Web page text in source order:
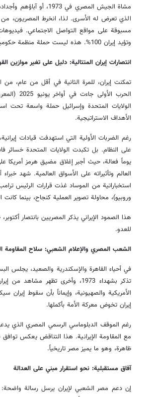
مشاة الجيش المصري في
الذي تعرض له الأسرى. لذا، انخرط المصريون،
مسبوقة على مواقع التواصل الاجتماعي.
وتؤيد إيران 100%. هذه ليست حملة منظمة حكومياً، بل تعبيراً عفوياً عن الوجدان الشعبي.
انتصارات إيران المتتالية: دليل على تغير موازين
تمكنت إيران، للمرة الثانية في أقل من عام، من
الولايات المتحدة وإسرائيل حملة واسعة
الأهداف الاستراتيجية.
رغم الضربات الأولية التي استهدفت قيادات
يوماً فعالة، حيث أجبر إغلاق مضيق هرمز أمريكا
العالم وتأثيراته على الأسواق العالمية. شهد
استخباراتية من الموساد غذت قرارات الرئيس
وروبيو)، محاولة تصوير العملية كنجاح، بينما كانت
هذا الصمود الإيراني يذكر المصريين بانتصار
للعدو.
الشعب المصري والإعلام الشعبي: سلاح المقاومة
في أحياء القاهرة والإسكندرية والصعيد، يجلس
تذكر بشهداء 1973، وأخرى تظهر
الأمريكية والصهيونية، وإيماناً بأن سقوط
إيران تخوض معركة الأمة بأكملها.
رغم الموقف الدبلوماسي الرسمي المصري الذي
مع المقاومة الإيرانية. هذا التناقض يعكس
ظاهرة، وهو ما يميز مصر تاريخياً.
آفاق مستقبلية: نحو استقرار مبني على العدالة
إن دعم مصر الشعبي لإيران يرسل رسالة واضحة: